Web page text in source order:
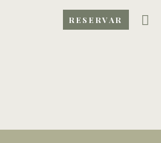
RESERVAR